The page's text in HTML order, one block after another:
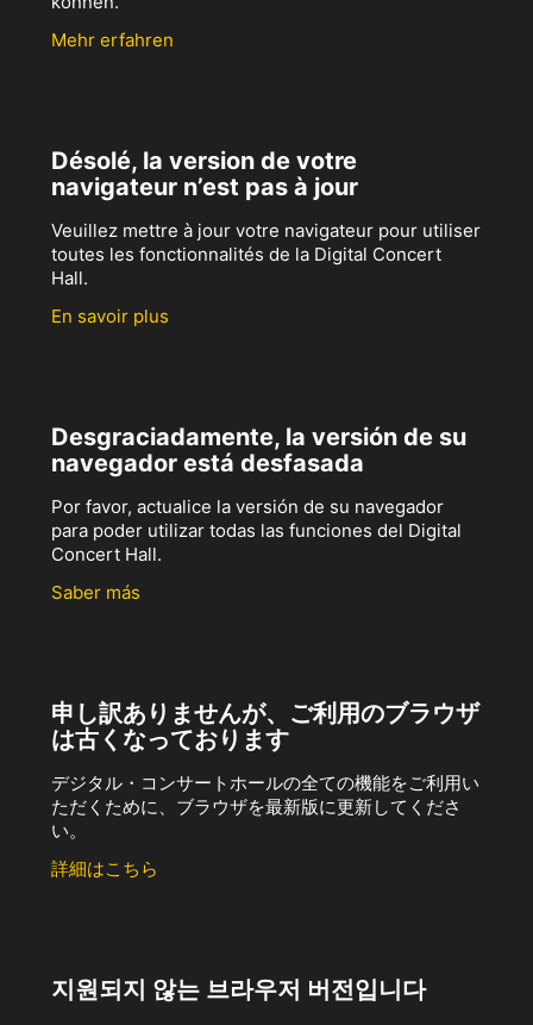
Mehr erfahren
Désolé, la version de votre
navigateur n’est pas à jour
Veuillez mettre à jour votre navigateur pour utiliser
toutes les fonctionnalités de la Digital Concert
Hall.
En savoir plus
Desgraciadamente, la versión de su
navegador está desfasada
Por favor, actualice la versión de su navegador
para poder utilizar todas las funciones del Digital
Concert Hall.
Saber más
申し訳ありませんが、ご利用のブラウザ
は古くなっております
デジタル・コンサートホールの全ての機能をご利用い
ただくために、ブラウザを最新版に更新してくださ
い。
詳細はこちら
지원되지 않는 브라우저 버전입니다